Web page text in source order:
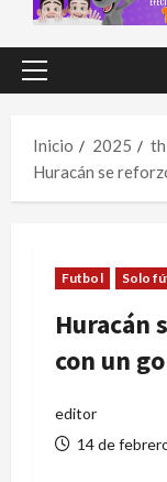
Menú
Inicio
2025 th
Huracán se
Futbol Solo
Huracán
con un
editor
14 de